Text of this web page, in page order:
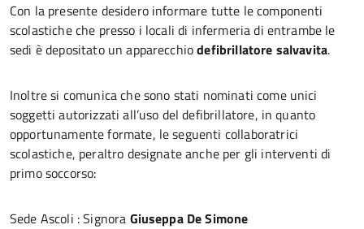
Con la presente desidero informare tutte le componenti
scolastiche che presso i locali di infermeria di entrambe le
sedi è depositato un apparecchiodefibrillatore salvavita.
Inoltre si comunica che sono stati nominati come unici
soggetti autorizzati all’uso del defibrillatore, in quanto
opportunamente formate, le seguenti collaboratrici
scolastiche, peraltro designate anche per gli interventi di
primo soccorso:
Sede Ascoli : Signora Giuseppa De Simone